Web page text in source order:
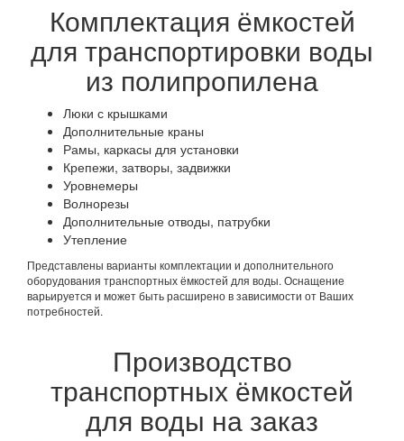
Комплектация ёмкостей
для транспортировки воды
из полипропилена
Люки с крышками
Дополнительные краны
Рамы, каркасы для установки
Крепежи, затворы, задвижки
Уровнемеры
Волнорезы
Дополнительные отводы, патрубки
Утепление
Представлены варианты комплектации и дополнительного
оборудования транспортных ёмкостей для воды. Оснащение
варьируется и может быть расширено в зависимости от Ваших
потребностей.
Производство
транспортных ёмкостей
для воды на заказ